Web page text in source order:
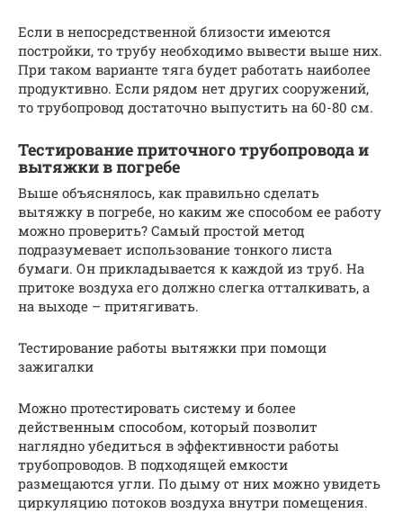
Если в непосредственной близости имеются
постройки, то трубу необходимо вывести выше них.
При таком варианте тяга будет работать наиболее
продуктивно. Если рядом нет других сооружений,
то трубопровод достаточно выпустить на 60-80 см.
Тестирование приточного трубопровода и
вытяжки в погребе
Выше объяснялось, как правильно сделать
вытяжку в погребе, но каким же способом ее работу
можно проверить? Самый простой метод
подразумевает использование тонкого листа
бумаги. Он прикладывается к каждой из труб. На
притоке воздуха его должно слегка отталкивать, а
на выходе – притягивать.
Тестирование работы вытяжки при помощи
зажигалки
Можно протестировать систему и более
действенным способом, который позволит
наглядно убедиться в эффективности работы
трубопроводов. В подходящей емкости
размещаются угли. По дыму от них можно увидеть
циркуляцию потоков воздуха внутри помещения.